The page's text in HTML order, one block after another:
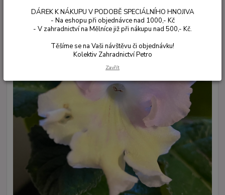
DÁREK K NÁKUPU V PODOBĚ SPECIÁLNÍHO HNOJIVA
- Na eshopu při objednávce nad 1000,- Kč
- V zahradnictví na Mělníce již při nákupu nad 500,- Kč.
Těšíme se na Vaši návštěvu či objednávku!
Kolektiv Zahradnictví Petro
Zavřít